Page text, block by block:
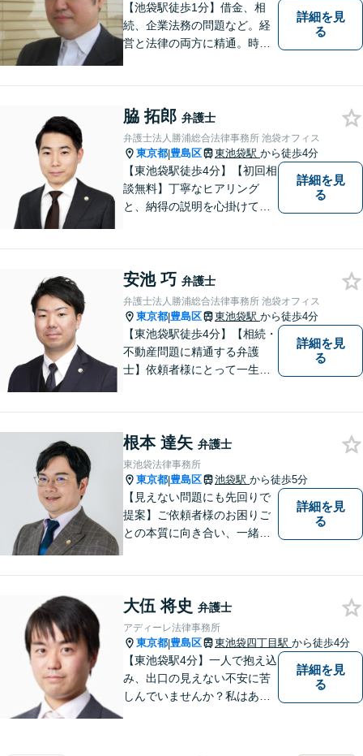
【池袋駅徒歩1分】借金、相
続、企業法務の問題など。経
営と法律の両方に精通。時間
ります。【完全個室】【休
日・夜間対応】【電話・メー
ルでのご相談対応】
詳細を見
る
脇 拓郎 弁護士
弁護士法人勝浦総合法律事務所 池袋オフィス
東京都|豊島区 東池袋駅 から徒歩4分
【東池袋駅徒歩4分】【初回相
談無料】丁寧なヒアリング
と、納得の説明を心掛けてお
談してもいいのか分からない
という方でも、お気軽にご相
談ください。
詳細を見
る
安池 巧 弁護士
弁護士法人勝浦総合法律事務所 池袋オフィス
東京都|豊島区 東池袋駅 から徒歩4分
【東池袋駅徒歩4分】【相続・
不動産問題に精通する弁護
士】依頼者様にとって一生に
日々精進してまいります。池
袋・青山・大阪の3拠点の弁護
士が結集し、複雑な問題を解
決に導きます。
詳細を見
る
根本 達矢 弁護士
東池袋法律事務所
東京都|豊島区 池袋駅 から徒歩5分
【見えない問題にも先回りで
提案】ご依頼者様のお困りご
との本質に向き合い、一緒に
りつけ医」として、お気軽に
ご相談ください。不動産・相
続問題もワンストップ対応
可！池袋駅徒歩5分
詳細を見
る
大伍 将史 弁護士
アディーレ法律事務所
東京都|豊島区 東池袋四丁目駅 から徒歩4分
【東池袋駅4分】一人で抱え込
み、出口の見えない不安に苦
しんでいませんか？私はあな
詳細を見
る